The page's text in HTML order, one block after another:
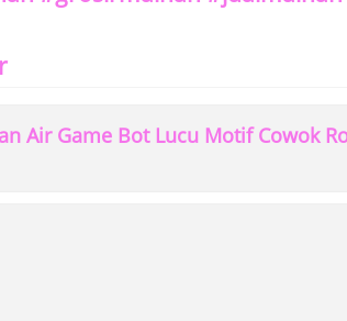
Air Game Bot Lucu Motif Cowok